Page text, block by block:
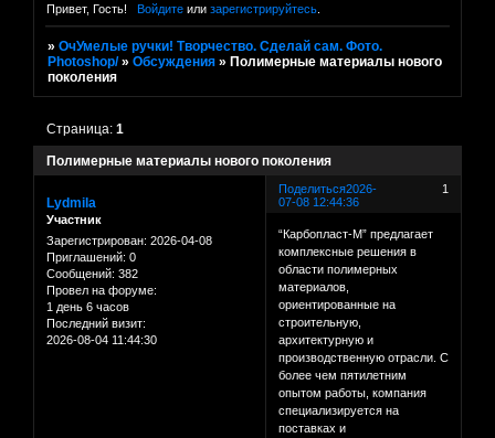
Привет, Гость! Войдитеили зарегистрируйтесь.
»ОчУмелые ручки! Творчество. Сделай сам. Фото.
Photoshop/ »Обсуждения » Полимерные материалы нового
поколения
Полимерные материалы нового поколения
Страница:1
Поделиться 1
2026-
07-08 12:44:36
Lydmila
Участник
Зарегистрирован: 2026-04-08
Приглашений: 0
Сообщений: 382
Провел на форуме:
1 день 6 часов
Последний визит:
2026-08-04 11:44:30
“Карбопласт-М” предлагает
комплексные решения в
области полимерных
материалов,
ориентированные на
строительную,
архитектурную и
производственную отрасли. С
более чем пятилетним
опытом работы, компания
специализируется на
поставках и